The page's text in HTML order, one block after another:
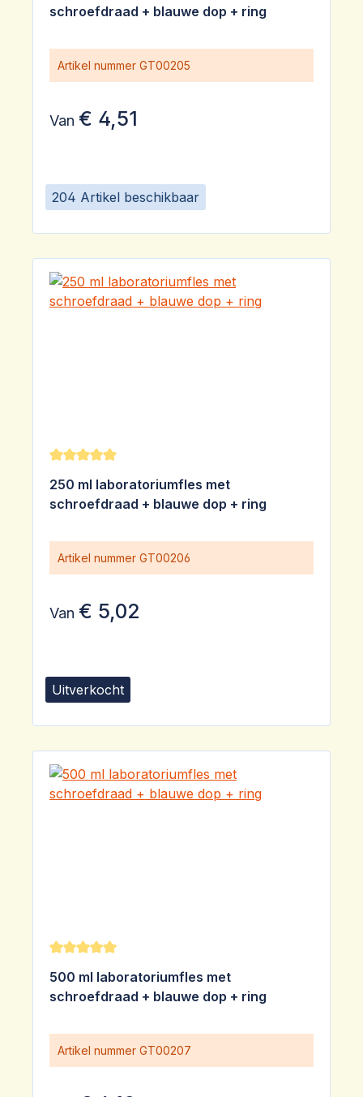
204 Artikel beschikbaar
schroefdraad + blauwe dop + ring
Artikel nummer GT00205
Van € 4,51
Uitverkocht
Gemiddelde waardering van 5 van 5 sterren
250 ml laboratoriumfles met
schroefdraad + blauwe dop + ring
Artikel nummer GT00206
Van € 5,02
Gemiddelde waardering van 5 van 5 sterren
500 ml laboratoriumfles met
schroefdraad + blauwe dop + ring
Artikel nummer GT00207